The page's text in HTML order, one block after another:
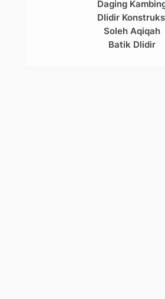
Daging
Dlidir
Soleh Aqiqah
Batik Dlidir